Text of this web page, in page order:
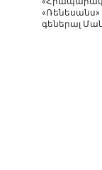
«Ռենեսանս»
գեներալ